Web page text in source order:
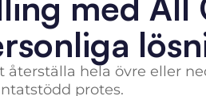
hela övre eller
protes.